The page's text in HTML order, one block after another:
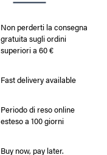
Non perderti la consegna
gratuita sugli ordini
superiori a 60 €
Fast delivery available
Periodo di reso online
esteso a 100 giorni
Buy now, pay later.